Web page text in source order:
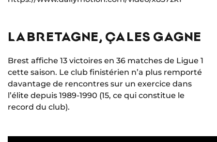
LA BRETAGNE, ÇA LES GAGNE
Brest affiche 13 victoires en 36 matches de Ligue 1
cette saison. Le club finistérien n’a plus remporté
davantage de rencontres sur un exercice dans
l’élite depuis 1989-1990 (15, ce qui constitue le
record du club).